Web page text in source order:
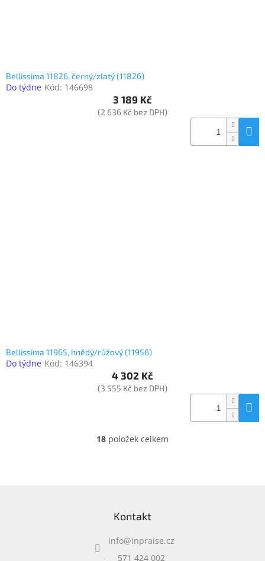
Bellissima 11826, černý/zlatý (11826)
Do týdne Kód: 146698
3 189 Kč
(2 636 Kč bez DPH)
Bellissima 11965, hnědý/růžový (11956)
Do týdne Kód: 146394
4 302 Kč
(3 555 Kč bez DPH)
O
c
í
r
v
18 položek celkem
Kontakt
info@inpraise.cz
571 424 002